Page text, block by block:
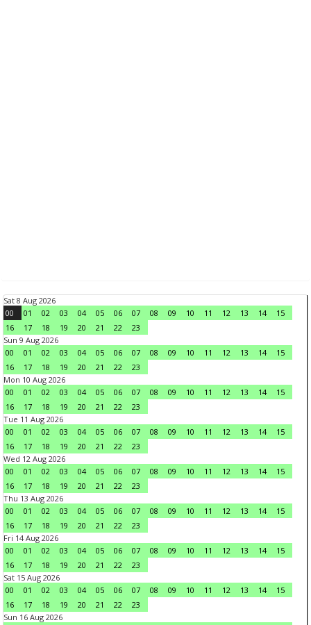
Sat 8 Aug 2026
00
01 02 03 04 05 06 07 08 09 10 11 12 13 14
15
16
17 18 19 20 21 22
23
Sun 9 Aug 2026
00
01 02 03 04 05 06 07 08 09 10 11 12 13 14
15
16
17 18 19 20 21 22
23
Mon 10 Aug 2026
00
01 02 03 04 05 06 07 08 09 10 11 12 13 14
15
16
17 18 19 20 21 22
23
Tue 11 Aug 2026
00
01 02 03 04 05 06 07 08 09 10 11 12 13 14
15
16
17 18 19 20 21 22
23
Wed 12 Aug 2026
00
01 02 03 04 05 06 07 08 09 10 11 12 13 14
15
16
17 18 19 20 21 22
23
Thu 13 Aug 2026
00
01 02 03 04 05 06 07 08 09 10 11 12 13 14
15
16
17 18 19 20 21 22
23
Fri 14 Aug 2026
00
01 02 03 04 05 06 07 08 09 10 11 12 13 14
15
16
17 18 19 20 21 22
23
Sat 15 Aug 2026
00
01 02 03 04 05 06 07 08 09 10 11 12 13 14
15
16
17 18 19 20 21 22
23
Sun 16 Aug 2026